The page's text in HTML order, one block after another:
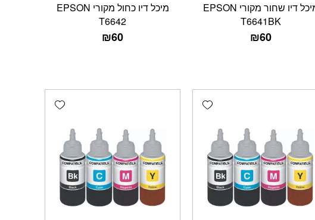
מיכל דיו שחור מקורי EPSON
T6641BK
₪60
מיכל דיו כחול מקורי EPSON
T6642
₪60
Add wishlist
Add wishlist